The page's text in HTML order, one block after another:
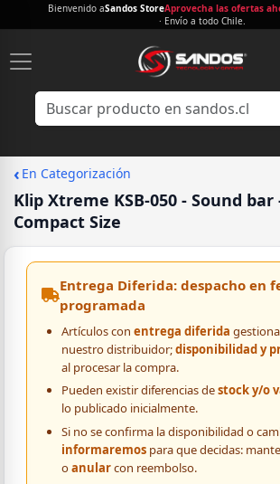
Bienvenido aSandos StoreAprovecha las ofertas
· Envío a todo Chile.
‹ En Categorización
Klip Xtreme KSB-050 - Sound bar
Compact Size
Entrega Diferida: despacho en
programada
Artículos con entrega diferida
nuestro distribuidor;disponibilidad y
al procesar la compra.
Pueden existir diferencias destock y/o
lo publicado inicialmente.
Si no se confirma la disponibilidad o
informaremospara que decidas:
oanularcon reembolso.